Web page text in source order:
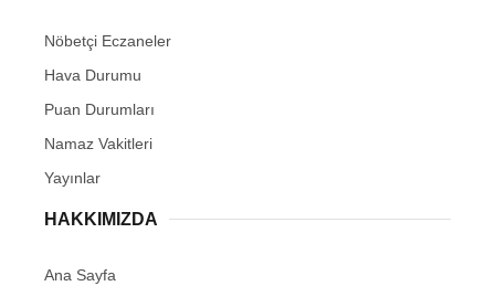
Nöbetçi Eczaneler
Hava Durumu
Puan Durumları
Namaz Vakitleri
Yayınlar
HAKKIMIZDA
Ana Sayfa